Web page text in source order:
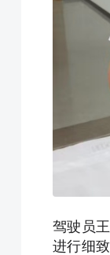
驾驶员
进行细